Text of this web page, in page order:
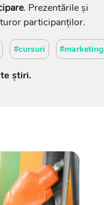
. Prezentările și
participanților.
#cursuri #marketing
știri.